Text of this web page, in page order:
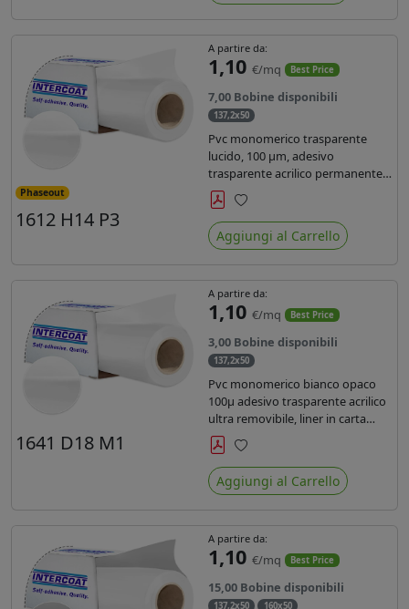
Phaseout
1612 H14 P3
A partire da:
1,10 €/mq Best Price
7,00 Bobine disponibili
137,2x50
Pvc monomerico trasparente
lucido, 100 µm, adesivo
trasparente acrilico permanente
durata 3 anni, liner in carta kraft
monosiliconata da 135 gr, REACH
compliant per stampa con
inchiostri solvente ecosolvente uv
Preferiti
Aggiungi al Carrello
1641 D18 M1
A partire da:
1,10 €/mq Best Price
3,00 Bobine disponibili
137,2x50
Pvc monomerico bianco opaco
100µ adesivo trasparente acrilico
ultra removibile, liner in carta
kraft da 140gr/mq. Durata 3 anni.
Dotato di certificato FR B1 e
conforme alla normativa REACH.
Preferiti
Aggiungi al Carrello
A partire da:
1,10 €/mq Best Price
15,00 Bobine disponibili
137,2x50 160x50